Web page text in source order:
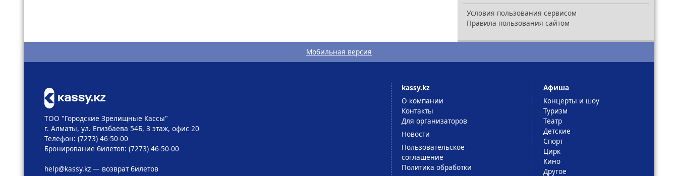
Условия пользования сервисом
Правила пользования сайтом
Мобильная версия
ТОО "Городские Зрелищные Кассы"
г. Алматы, ул. Егизбаева 54Б, 3 этаж, офис 20
Телефон: (7273) 46-50-00
Бронирование билетов: (7273) 46-50-00
help@kassy.kz— возврат билетов
kassy.kz
О компании
Контакты
Для организаторов
Новости
Пользовательское
соглашение
Политика обработки
Афиша
Концерты и шоу
Туризм
Театр
Детские
Спорт
Цирк
Кино
Другое